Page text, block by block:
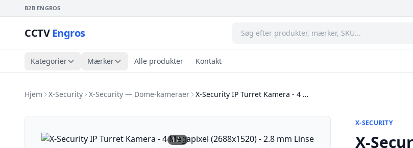
B2B ENGROS
CCTVEngros
Kategorier Mærker Alle produkter Kontakt
Hjem X-Security X-Security — Dome-kameraer X-Security IP Turret Kamera - 4 …
1/1
X-SECURITY
X-